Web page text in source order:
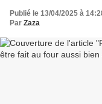
Publié le 13/04/2025 à
Par Zaza